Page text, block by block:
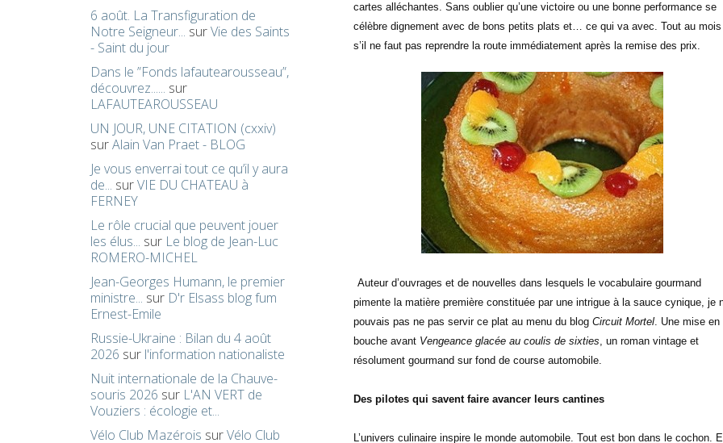
6 août. La Transfiguration de
Notre Seigneur... surVie des Saints
- Saint du jour
Dans le ”Fonds lafautearousseau”,
découvrez...... sur
LAFAUTEAROUSSEAU
UN JOUR, UNE CITATION (cxxiv)
surAlain Van Praet - BLOG
Je vous enverrai tout ce qu’il y aura
de... surVIE DU CHATEAU à
FERNEY
Le rôle crucial que peuvent jouer
les élus... sur Le blog de Jean-Luc
ROMERO-MICHEL
Jean-Georges Humann, le premier
ministre... sur D'r Elsass blog fum
Ernest-Emile
Russie-Ukraine : Bilan du 4 août
2026 sur l'information nationaliste
Nuit internationale de la Chauve-
souris 2026 sur L'AN VERT de
Vouziers : écologie et...
Vélo Club Mazérois surVélo Club
cartes alléchantes. Sans oublier qu’une victoire ou une bonne performance se
célèbre dignement avec de bons petits plats et… ce qui va avec. Tout au mois
s’il ne faut pas reprendre la route immédiatement après la remise des prix.
Auteur d’ouvrages et de nouvelles dans lesquels le vocabulaire gourmand
pimente la matière première constituée par une intrigue à la sauce cynique, je
pouvais pas ne pas servir ce plat au menu du blog Circuit Mortel. Une mise en
bouche avant Vengeance glacée au coulis de sixties, un roman vintage et
résolument gourmand sur fond de course automobile.
Des pilotes qui savent faire avancer leurs cantines
L’univers culinaire inspire le monde automobile. Tout est bon dans le cochon.